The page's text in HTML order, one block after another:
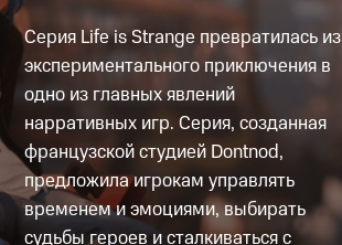
Серия Life is Strange превратилась из
экспериментального приключения в
одно из главных явлений
нарративных игр. Серия, созданная
французской студией Dontnod,
предложила игрокам управлять
временем и эмоциями, выбирать
судьбы героев и сталкиваться с